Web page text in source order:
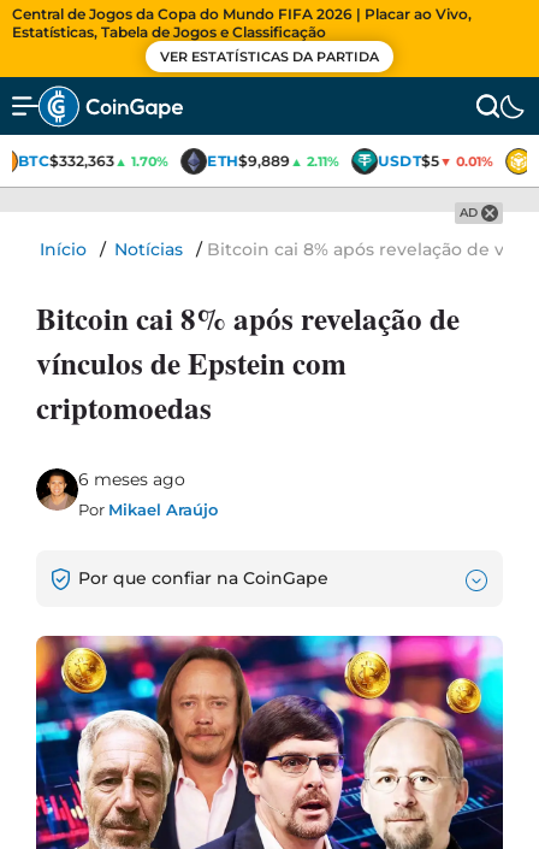
Central de Jogos da Copa do Mundo FIFA 2026 | Placar ao Vivo,
Estatísticas, Tabela de Jogos e Classificação
VER ESTATÍSTICAS DA PARTIDA
BTC$332,363▲ 1.70% ETH$9,889▲ 2.11% USDT$5▼ 0.01%
AD
Início / Notícias / Bitcoin cai 8% após revelação de
Bitcoin cai 8% após revelação de
vínculos de Epstein com
criptomoedas
6 meses ago
Por Mikael Araújo
Por que confiar na CoinGape